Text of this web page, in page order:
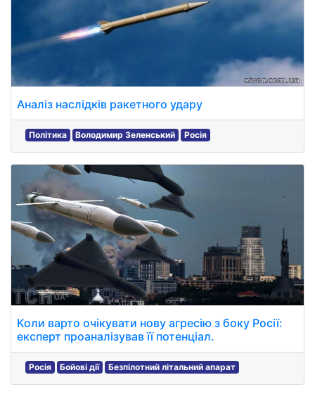
Аналіз наслідків ракетного удару
Політика Володимир Зеленський Росія
Коли варто очікувати нову агресію з боку Росії:
експерт проаналізував її потенціал.
Росія Бойові дії Безпілотний літальний апарат